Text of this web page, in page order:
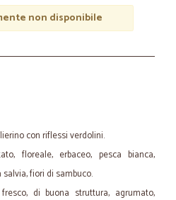
non disponibile
con riflessi verdolini.
floreale, erbaceo, pesca bianca,
fiori di sambuco.
di buona struttura, agrumato,